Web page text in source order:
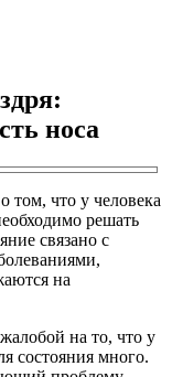
носа
том, что у человека
решать
связано с
на
на то, что у
состояния много.